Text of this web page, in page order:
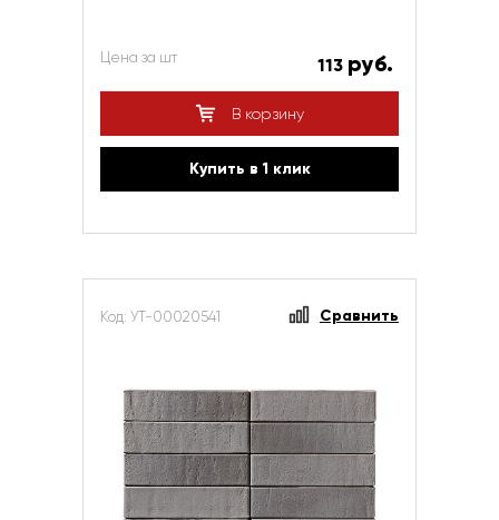
Цена за шт 113 руб.
В корзину
Купить в 1 клик
Код: УТ-00020541 Сравнить